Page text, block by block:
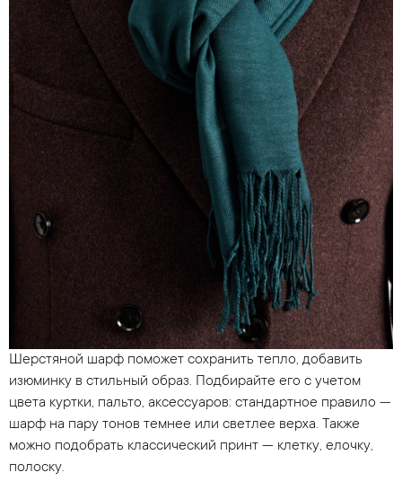
Шерстяной шарф поможет сохранить тепло, добавить
изюминку в стильный образ. Подбирайте его с учетом
цвета куртки, пальто, аксессуаров: стандартное правило —
шарф на пару тонов темнее или светлее верха. Также
можно подобрать классический принт — клетку, елочку,
полоску.